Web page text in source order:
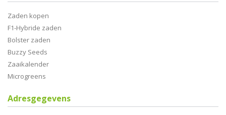
Zaden kopen
F1-Hybride zaden
Bolster zaden
Buzzy Seeds
Zaaikalender
Microgreens
Adresgegevens